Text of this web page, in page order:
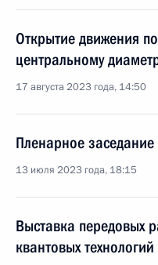
Открытие движения
центральному
17 августа 2023 года, 14:50
Пленарное
13 июля 2023 года, 18:15
Выставка передовых
квантовых технологий